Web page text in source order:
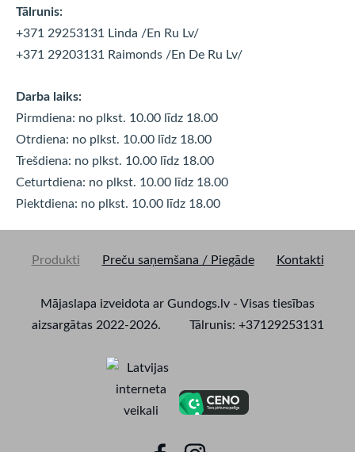
Tālrunis:
+371 29253131 Linda /En Ru Lv/
+371 29203131 Raimonds /En De Ru Lv/
Darba laiks:
Pirmdiena: no plkst. 10.00 līdz 18.00
Otrdiena: no plkst. 10.00 līdz 18.00
Trešdiena: no plkst. 10.00 līdz 18.00
Ceturtdiena: no plkst. 10.00 līdz 18.00
Piektdiena: no plkst. 10.00 līdz 18.00
Produkti Preču saņemšana / Piegāde Kontakti
Mājaslapa izveidota ar Gundogs.lv - Visas tiesības
aizsargātas 2022-2026. Tālrunis: +37129253131